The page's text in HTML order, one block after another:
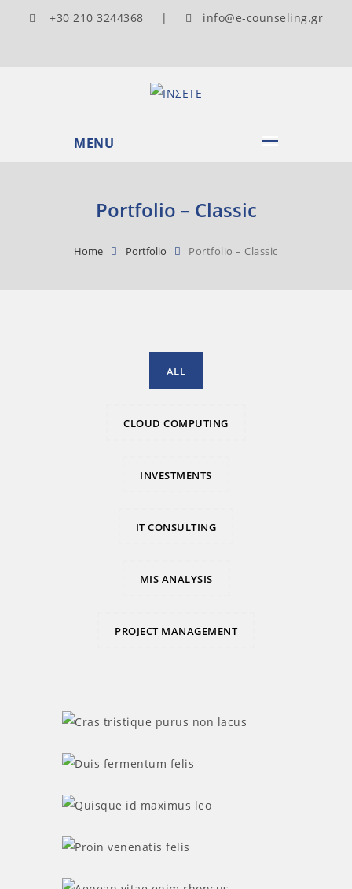
+30 210 3244368 | info@e-counseling.gr
MENU
Portfolio – Classic
Home Portfolio Portfolio – Classic
ALL
CLOUD COMPUTING
INVESTMENTS
IT CONSULTING
MIS ANALYSIS
PROJECT MANAGEMENT